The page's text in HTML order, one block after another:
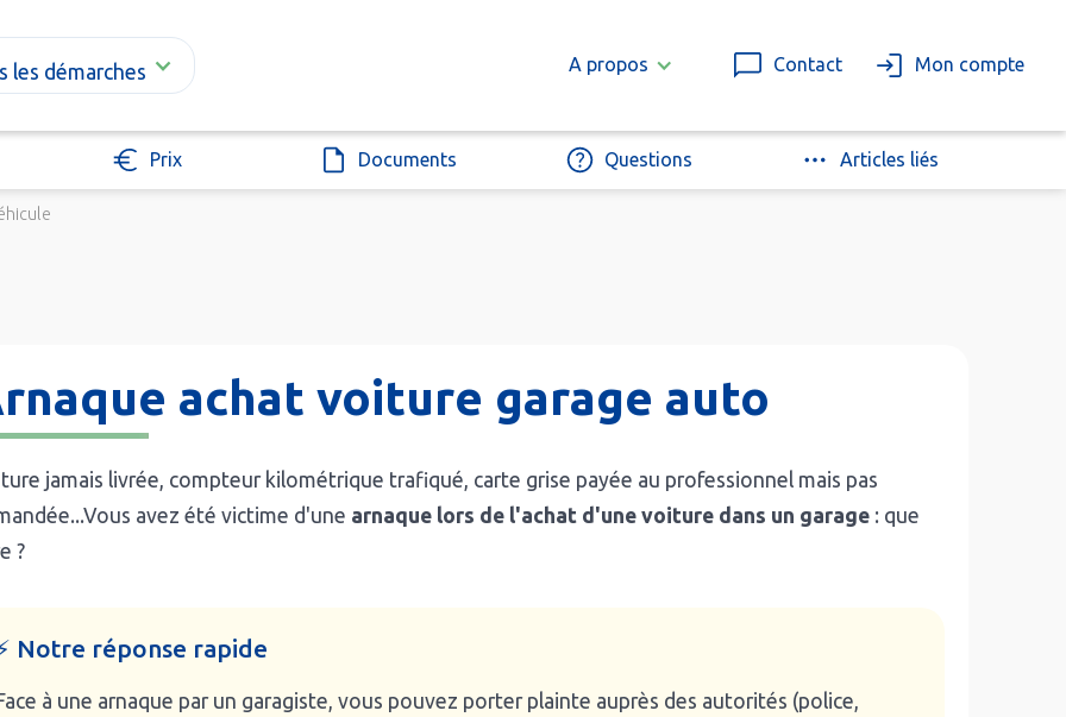
les démarches A propos Contact Mon compte
Prix Documents Questions Articles liés
achat voiture garage auto
jamais livrée, compteur kilométrique trafiqué, carte grise payée au professionnel mais pas
avez été victime d'une arnaque lors de l'achat d'une voiture dans un garage : que
?
Notre réponse rapide
à une arnaque par un garagiste, vous pouvez porter plainte auprès des autorités (police,